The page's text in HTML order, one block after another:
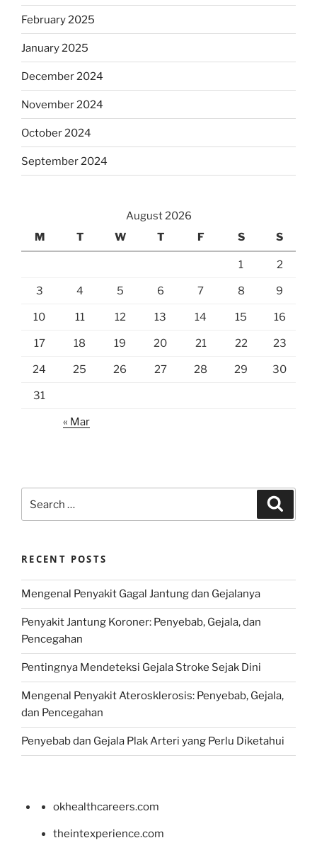
February 2025
January 2025
December 2024
November 2024
October 2024
September 2024
August 2026
M
T W T F S S
1 2
3 4 5 6 7 8 9
10 11 12 13 14 15 16
17 18 19 20 21 22 23
24 25 26 27 28 29 30
31
« Mar
for:
RECENT POSTS
Mengenal Penyakit Gagal Jantung dan Gejalanya
Penyakit Jantung Koroner: Penyebab, Gejala, dan
Pencegahan
Pentingnya Mendeteksi Gejala Stroke Sejak Dini
Mengenal Penyakit Aterosklerosis: Penyebab, Gejala,
dan Pencegahan
Penyebab dan Gejala Plak Arteri yang Perlu Diketahui
okhealthcareers.com
theintexperience.com